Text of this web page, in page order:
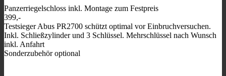
Panzerriegelschloss inkl. Montage zum Festpreis
399,-
Testsieger Abus PR2700 schützt optimal vor Einbruchversuchen.
Inkl. Schließzylinder und 3 Schlüssel. Mehrschlüssel nach Wunsch
inkl. Anfahrt
Sonderzubehör optional